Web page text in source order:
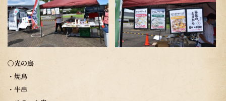
〇光の鳥
・焼鳥
・牛串